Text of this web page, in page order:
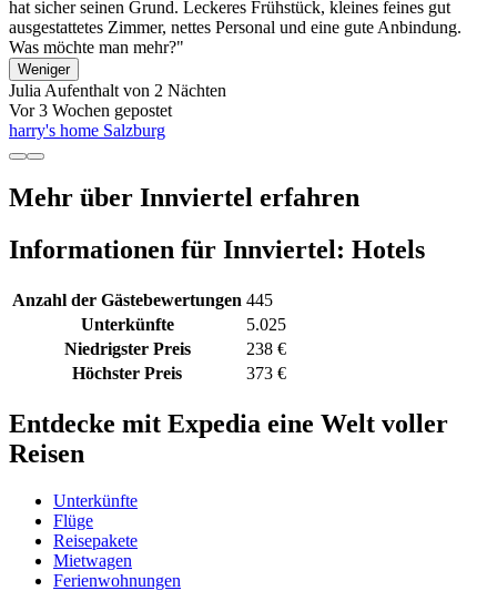
hat sicher seinen Grund. Leckeres Frühstück, kleines feines gut
ausgestattetes Zimmer, nettes Personal und eine gute Anbindung.
Was möchte man mehr?"
Weniger
Julia Aufenthalt von 2 Nächten
Vor 3 Wochen gepostet
harry's home Salzburg
Mehr über Innviertel erfahren
Informationen für Innviertel: Hotels
Anzahl der Gästebewertungen 445
Unterkünfte
5.025
Niedrigster Preis
238 €
Höchster Preis
373 €
Entdecke mit Expedia eine Welt voller
Reisen
Unterkünfte
Flüge
Reisepakete
Mietwagen
Ferienwohnungen